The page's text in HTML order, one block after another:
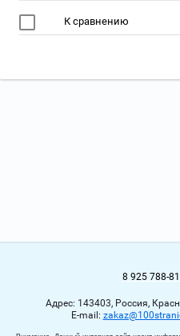
К сравнению
8 925 788-
Адрес: 143403, Россия,
Е-mail: